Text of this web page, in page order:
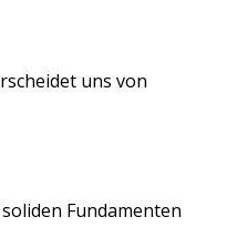
uns von
Fundamenten